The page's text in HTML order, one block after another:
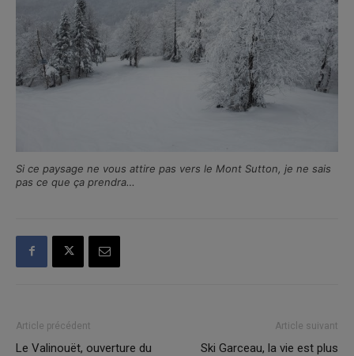
Si ce paysage ne vous attire pas vers le Mont Sutton, je ne sais
pas ce que ça prendra…
Article précédent
Le Valinouët, ouverture du
Article suivant
Ski Garceau, la vie est plus